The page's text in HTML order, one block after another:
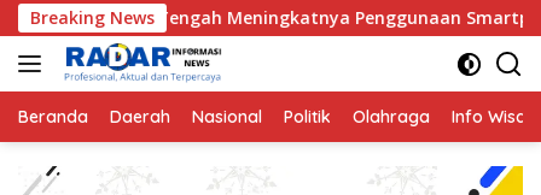
Langsung
ke
konten
Breaking News
di Tengah Meningkatnya Penggunaan Smartphone oleh
Beranda Daerah Nasional Politik Olahraga Info